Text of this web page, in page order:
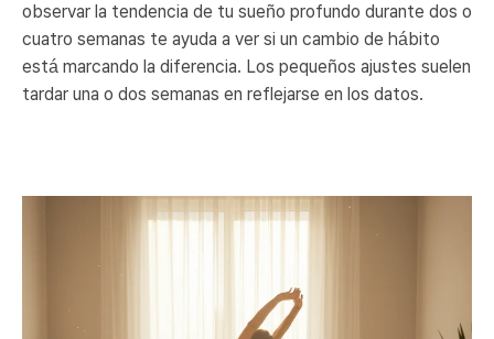
observar la tendencia de tu sueño profundo durante dos o
cuatro semanas te ayuda a ver si un cambio de hábito
está marcando la diferencia. Los pequeños ajustes suelen
tardar una o dos semanas en reflejarse en los datos.